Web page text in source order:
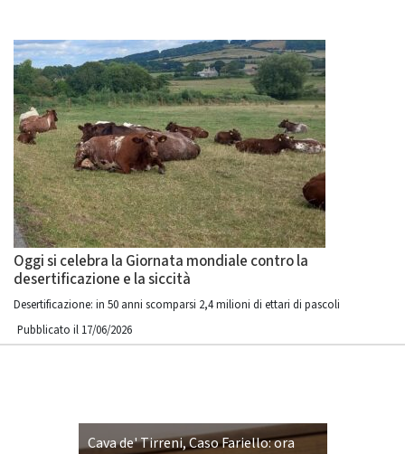
Oggi si celebra la Giornata mondiale contro la
desertificazione e la siccità
Desertificazione: in 50 anni scomparsi 2,4 milioni di ettari di pascoli
Pubblicato il 17/06/2026
Cava de' Tirreni, Caso Fariello: ora